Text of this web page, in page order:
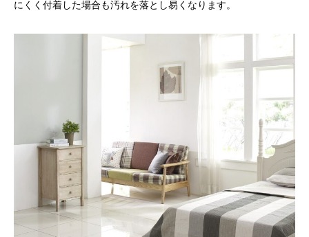
にくく付着した場合も汚れを落とし易くなります。